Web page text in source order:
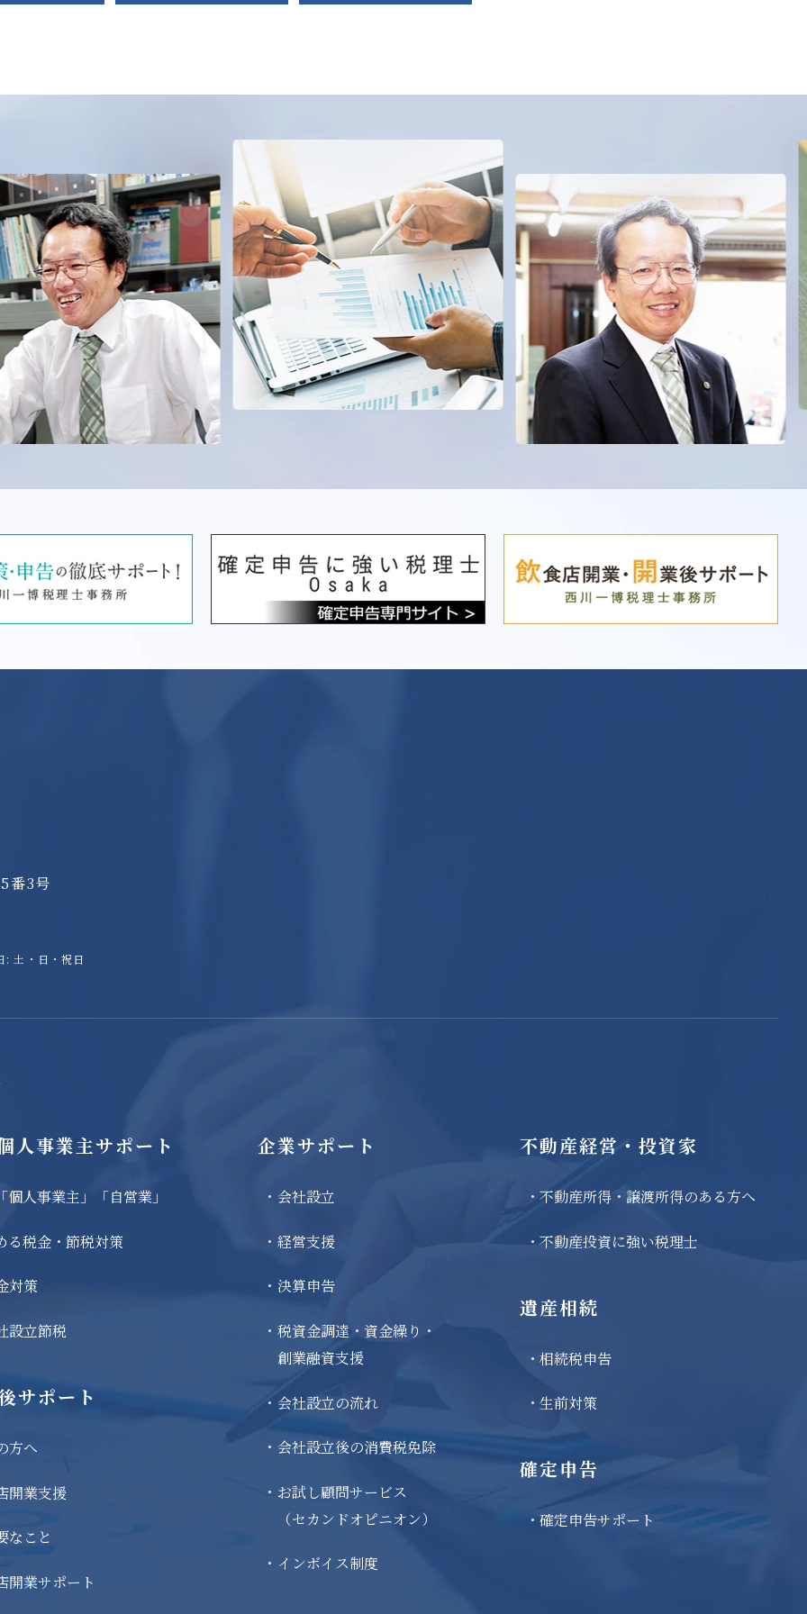
番3号
土・日・祝日
人事業主サポート
人事業主」「自営業」
る税金・節税対策
対策
設立節税
サポート
方へ
開業支援
なこと
開業サポート
企業サポート
会社設立
経営支援
決算申告
税資金調達・資金繰り・
創業融資支援
会社設立の流れ
会社設立後の消費税免除
お試し顧問サービス
（セカンドオピニオン）
インボイス制度
不動産経営・投資家
不動産所得・譲渡所得のある方へ
不動産投資に強い税理士
遺産相続
相続税申告
生前対策
確定申告
確定申告サポート